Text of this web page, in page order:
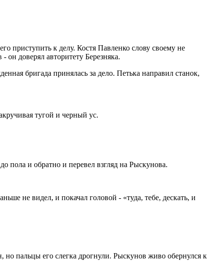
приступить к делу. Костя Павленко слову своему не
доверял авторитету Березняка.
бригада принялась за дело. Петька направил станок,
тугой и черный ус.
и обратно и перевел взгляд на Рыскунова.
не видел, и покачал головой - «туда, тебе, дескать, и
пальцы его слегка дрогнули. Рыскунов живо обернулся к